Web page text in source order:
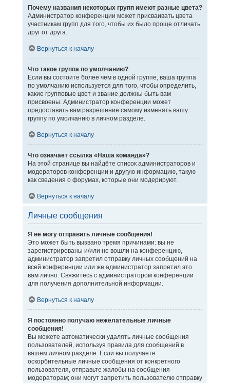
Почему названия некоторых групп имеют разные цвета?
Администратор конференции может присваивать цвета
участникам групп для того, чтобы их было проще отличать
друг от друга.
Вернуться к началу
Что такое группа по умолчанию?
Если вы состоите более чем в одной группе, ваша группа
по умолчанию используется для того, чтобы определить,
какие групповые цвет и звание должны быть вам
присвоены. Администратор конференции может
предоставить вам разрешение самому изменять вашу
группу по умолчанию в личном разделе.
Вернуться к началу
Что означает ссылка «Наша команда»?
На этой странице вы найдёте список администраторов и
модераторов конференции и другую информацию, такую
как сведения о форумах, которые они модерируют.
Вернуться к началу
Личные сообщения
Я не могу отправить личные сообщения!
Это может быть вызвано тремя причинами: вы не
зарегистрированы и/или не вошли на конференцию,
администратор запретил отправку личных сообщений на
всей конференции или же администратор запретил это
вам лично. Свяжитесь с администратором конференции
для получения дополнительной информации.
Вернуться к началу
Я постоянно получаю нежелательные личные
сообщения!
Вы можете автоматически удалять личные сообщения
пользователей, используя правила для сообщений в
вашем личном разделе. Если вы получаете
оскорбительные личные сообщения от конкретного
пользователя, отправьте жалобы на сообщения
модераторам; они могут запретить пользователю отправку